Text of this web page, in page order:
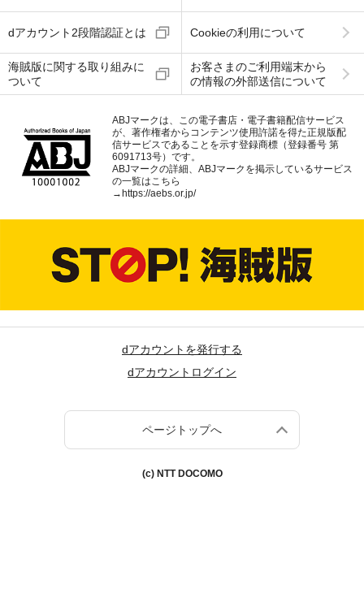
dアカウント2段階認証とは Cookieの利用について
海賊版に関する取り組みに
ついて
お客さまのご利用端末から
の情報の外部送信について
ABJマークは、この電子書店・電子書籍配信サービス
が、著作権者からコンテンツ使用許諾を得た正規版配
信サービスであることを示す登録商標（登録番号 第
6091713号）です。
ABJマークの詳細、ABJマークを掲示しているサービス
の一覧はこちら
→ https://aebs.or.jp/
dアカウントを発行する
dアカウントログイン
ページトップへ
(c) NTT DOCOMO